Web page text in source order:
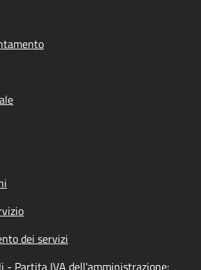
dei servizi
- Partita IVA dell'amministrazione: